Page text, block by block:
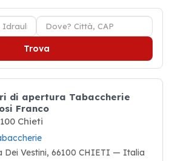
Trova
di apertura Tabaccherie
Franco
Chieti
Dei Vestini, 66100 CHIETI — Italia